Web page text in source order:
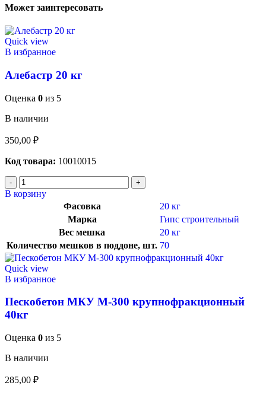
Может заинтересовать
Quick view
В избранное
Алебастр 20 кг
Оценка 0 из 5
В наличии
350,00 ₽
Код товара: 10010015
В корзину
Фасовка
20 кг
Марка
Гипс строительный
Вес мешка
20 кг
Количество мешков в поддоне, шт. 70
Quick view
В избранное
Пескобетон МКУ М-300 крупнофракционный
40кг
Оценка 0 из 5
В наличии
285,00 ₽